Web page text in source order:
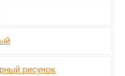
рисунок